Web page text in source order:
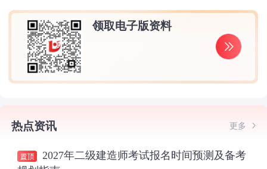
领取电子版资料
热点资讯 更多
2027年二级建造师考试报名时间预测及备考